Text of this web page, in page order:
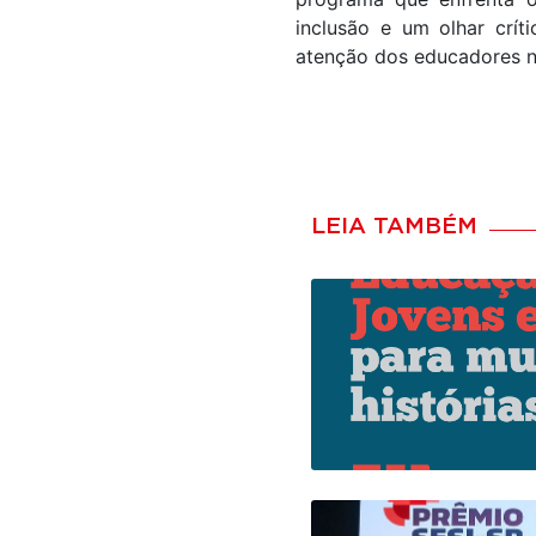
inclusão e um olhar
atenção dos educadores
LEIA TAMBÉM